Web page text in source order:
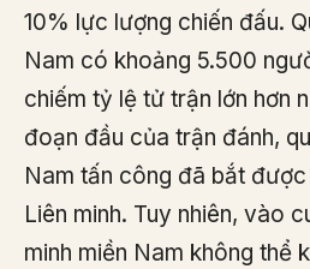
10% lực lượng chiến đấu.
Nam có khoảng 5.500
chiếm tỷ lệ tử trận lớn hơn
đoạn đầu của trận đánh,
Nam tấn công đã bắt
Liên minh. Tuy nhiên, vào
minh miền Nam không thể